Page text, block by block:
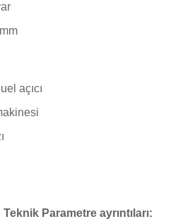
açıcı
Parametre ayrıntıları: